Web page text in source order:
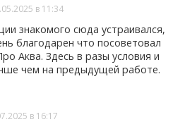
в 11:34
знакомого сюда устраивался,
благодарен что посоветовал
Аква. Здесь в разы условия и
чем на предыдущей работе.
в 16:17